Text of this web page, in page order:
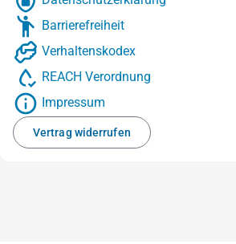
Barrierefreiheit
Verhaltenskodex
REACH Verordnung
Impressum
Vertrag widerrufen